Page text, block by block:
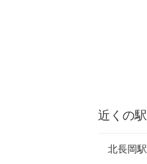
近くの駅
北長岡駅